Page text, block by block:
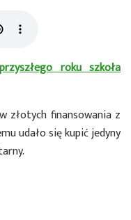
roku szkoła
złotych finansowania z
udało się kupić jedyny